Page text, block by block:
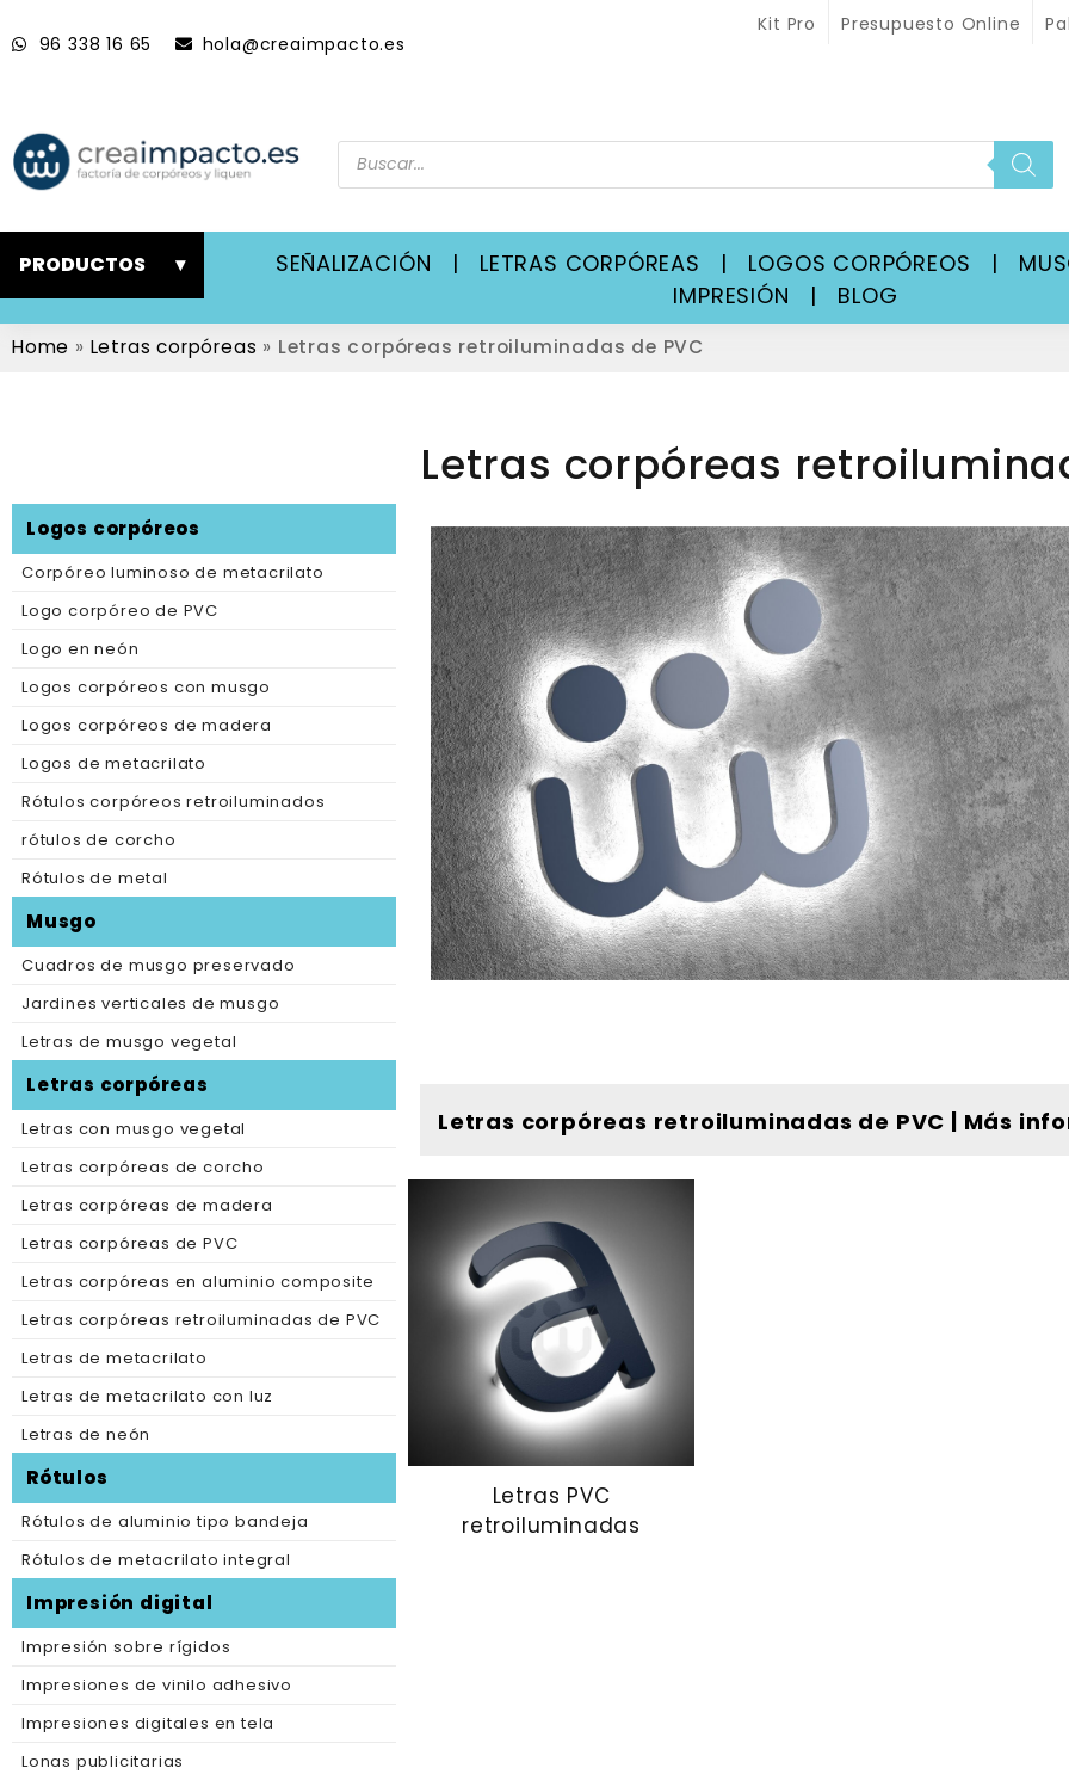
96 338 16 65 hola@creaimpacto.es
Kit Pro Presupuesto Online
PRODUCTOS ▾ SEÑALIZACIÓN | LETRAS CORPÓREAS | LOGOS CORPÓREOS |
IMPRESIÓN | BLOG
Home » Letras corpóreas » Letras corpóreas retroiluminadas de PVC
Logos corpóreos
Corpóreo luminoso de metacrilato
Logo corpóreo de PVC
Logo en neón
Logos corpóreos con musgo
Logos corpóreos de madera
Logos de metacrilato
Rótulos corpóreos retroiluminados
rótulos de corcho
Rótulos de metal
Musgo
Cuadros de musgo preservado
Jardines verticales de musgo
Letras de musgo vegetal
Letras corpóreas
Letras con musgo vegetal
Letras corpóreas de corcho
Letras corpóreas de madera
Letras corpóreas de PVC
Letras corpóreas en aluminio composite
Letras corpóreas retroiluminadas de PVC
Letras de metacrilato
Letras de metacrilato con luz
Letras de neón
Rótulos
Rótulos de aluminio tipo bandeja
Rótulos de metacrilato integral
Impresión digital
Impresión sobre rígidos
Impresiones de vinilo adhesivo
Impresiones digitales en tela
Lonas publicitarias
Letras corpóreas
Letras corpóreas retroiluminadas de PVC | Más
Letras PVC
retroiluminadas